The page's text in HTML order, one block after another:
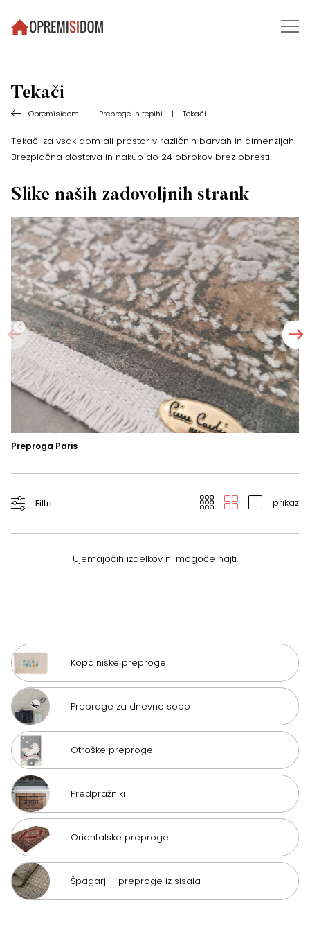
Tekači
Opremisidom | Preproge in tepihi | Tekači
Tekači za vsak dom ali prostor v različnih barvah in dimenzijah.
Brezplačna dostava in nakup do 24 obrokov brez obresti.
Slike naših zadovoljnih strank
Preproga Paris
Ujemajočih izdelkov ni mogoče najti.
Filtri prikaz
Kopalniške preproge
Preproge za dnevno sobo
Otroške preproge
Predpražniki
Orientalske preproge
Špagarji - preproge iz sisala